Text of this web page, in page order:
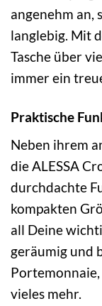
angenehm an,
langlebig. Mit
Tasche über
immer ein
Praktische
Neben ihrem
die ALESSA
durchdachte
kompakten
all Deine
geräumig und
Portemonnaie,
vieles mehr.